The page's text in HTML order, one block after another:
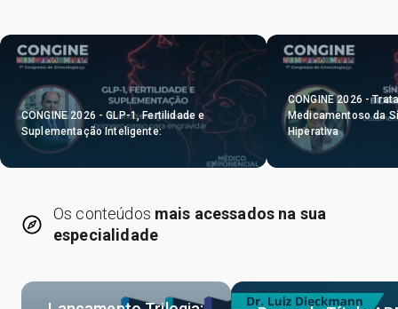
CONGINE 2026 - GLP-1, Fertilidade e
Suplementação Inteligente:
CONGINE 2026 -
Medicamentoso da
Hiperativa
Os conteúdos mais acessados na sua
especialidade